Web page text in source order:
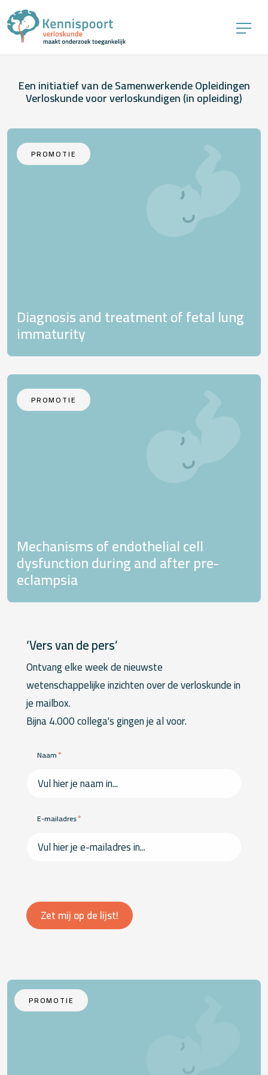
Een initiatief van de Samenwerkende Opleidingen
Verloskunde voor verloskundigen (in opleiding)
PROMOTIE
Diagnosis and treatment of fetal lung
immaturity
PROMOTIE
Mechanisms of endothelial cell
dysfunction during and after pre-
eclampsia
‘Vers van de pers’
Ontvang elke week de nieuwste
wetenschappelijke inzichten over de verloskunde in
je mailbox.
Bijna 4.000 collega's gingen je al voor.
Naam*
E-mailadres*
Zet mij op de lijst!
PROMOTIE